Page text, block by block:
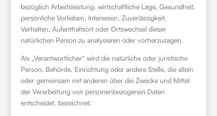
bezüglich Arbeitsleistung, wirtschaftliche Lage, Gesundheit,
persönliche Vorlieben, Interessen, Zuverlässigkeit,
Verhalten, Aufenthaltsort oder Ortswechsel dieser
natürlichen Person zu analysieren oder vorherzusagen.
Als „Verantwortlicher“ wird die natürliche oder juristische
Person, Behörde, Einrichtung oder andere Stelle, die allein
oder gemeinsam mit anderen über die Zwecke und Mittel
der Verarbeitung von personenbezogenen Daten
entscheidet, bezeichnet.